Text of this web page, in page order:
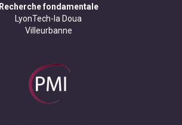
Recherche fondamentale
LyonTech-la Doua
Villeurbanne